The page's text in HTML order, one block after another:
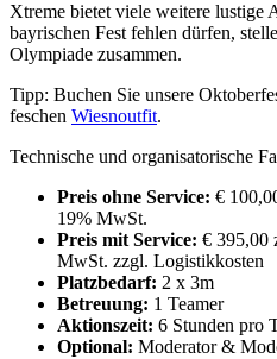
Xtreme bietet viele weitere lustige
bayrischen Fest fehlen dürfen,
Olympiade zusammen.
Tipp: Buchen Sie unsere
feschen Wiesnoutfit.
Technische und organisatorische
Preis ohne Service: €
19% MwSt.
Preis mit Service: € 395,00
MwSt. zzgl. Logistikkosten
Platzbedarf: 2 x 3m
Betreuung: 1 Teamer
Aktionszeit: 6 Stunden pro
Optional: Moderator &